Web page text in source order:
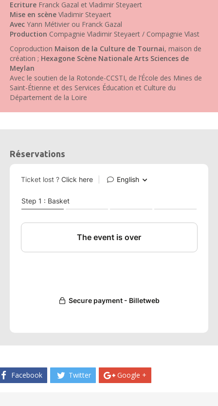
Ecriture Franck Gazal et Vladimir Steyaert
Mise en scène Vladimir Steyaert
Avec Yann Métivier ou Franck Gazal
Production Compagnie Vladimir Steyaert / Compagnie Vlast
Coproduction Maison de la Culture de Tournai, maison de
création ; Hexagone Scène Nationale Arts Sciences de
Meylan
Avec le soutien de la Rotonde-CCSTI, de l’École des Mines de
Saint-Étienne et des Services Éducation et Culture du
Département de la Loire
Réservations
Facebook Twitter Google +